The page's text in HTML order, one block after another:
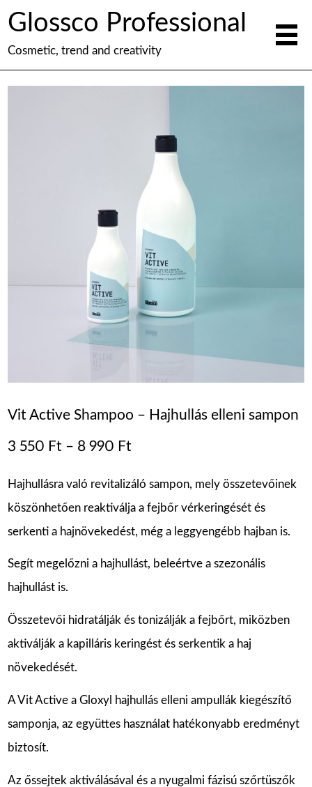
Glossco Professional
Cosmetic, trend and creativity
Vit Active Shampoo – Hajhullás elleni sampon
3 550 Ft – 8 990 Ft
Hajhullásra való revitalizáló sampon, mely összetevőinek
köszönhetően reaktiválja a fejbőr vérkeringését és
serkenti a hajnövekedést, még a leggyengébb hajban is.
Segít megelőzni a hajhullást, beleértve a szezonális
hajhullást is.
Összetevői hidratálják és tonizálják a fejbőrt, miközben
aktiválják a kapilláris keringést és serkentik a haj
növekedését.
A Vit Active a Gloxyl hajhullás elleni ampullák kiegészítő
samponja, az együttes használat hatékonyabb eredményt
biztosít.
Az őssejtek aktiválásával és a nyugalmi fázisú szőrtüszők